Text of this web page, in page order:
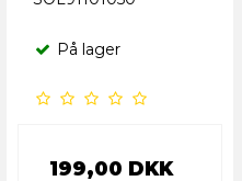
På lager
199,00 DKK